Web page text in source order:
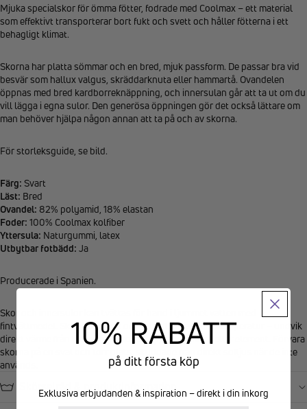
Mjuka specialskor för ömma fötter, fodrade med Coolmax – ett material
som effektivt transporterar bort fukt och svett och håller fötterna i ett
behagligt klimat.
Skorna har platta sömmar och en bred, mjuk passform. De passar bra vid
besvär som hallux valgus, skräddarknuta eller hammartå. Ovandelen
öppnas med bred kardborreknäppning, och innersulan går att ta ut om du
vill lägga i egna sulor. Den generösa öppningen gör det också lättare om
man behöver hjälpa någon annan att ta på och av skorna.
För storleksguide, se bild.
Färg: Svart
Läst: Bred
Ovandel: 82% polyamid, 18% elastan
Foder: 100% Coolmax kolfiber
Yttersula: Naturgummi, latex
Utbytbar fotbädd: Ja
Producerade i Spanien.
Skor och innersulor kan tvättas för hand i ljummet vatten med
fintvättmedel. Skölj noggrant och låt lufttorka i rumstemperatur – undvik
direkt värme från till exempel torkskåp, torktumlare eller element. Förvara
skorna på en sval och torr plats, skyddade från direkt solljus när de inte
används.
Skötselråd & produktinformation
10% RABATT
på ditt första köp
Exklusiva erbjudanden & inspiration – direkt i din inkorg